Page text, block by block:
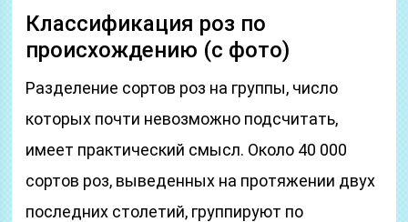
Классификация роз по
происхождению (с фото)
Разделение сортов роз на группы, число
которых почти невозможно подсчитать,
имеет практический смысл. Около 40 000
сортов роз, выведенных на протяжении двух
последних столетий, группируют по